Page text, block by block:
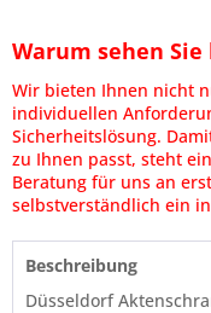
Warum sehen Sie
Wir bieten Ihnen nicht
individuellen
Sicherheitslösung.
zu Ihnen passt, steht
Beratung für uns an
selbstverständlich ein
Beschreibung
Düsseldorf